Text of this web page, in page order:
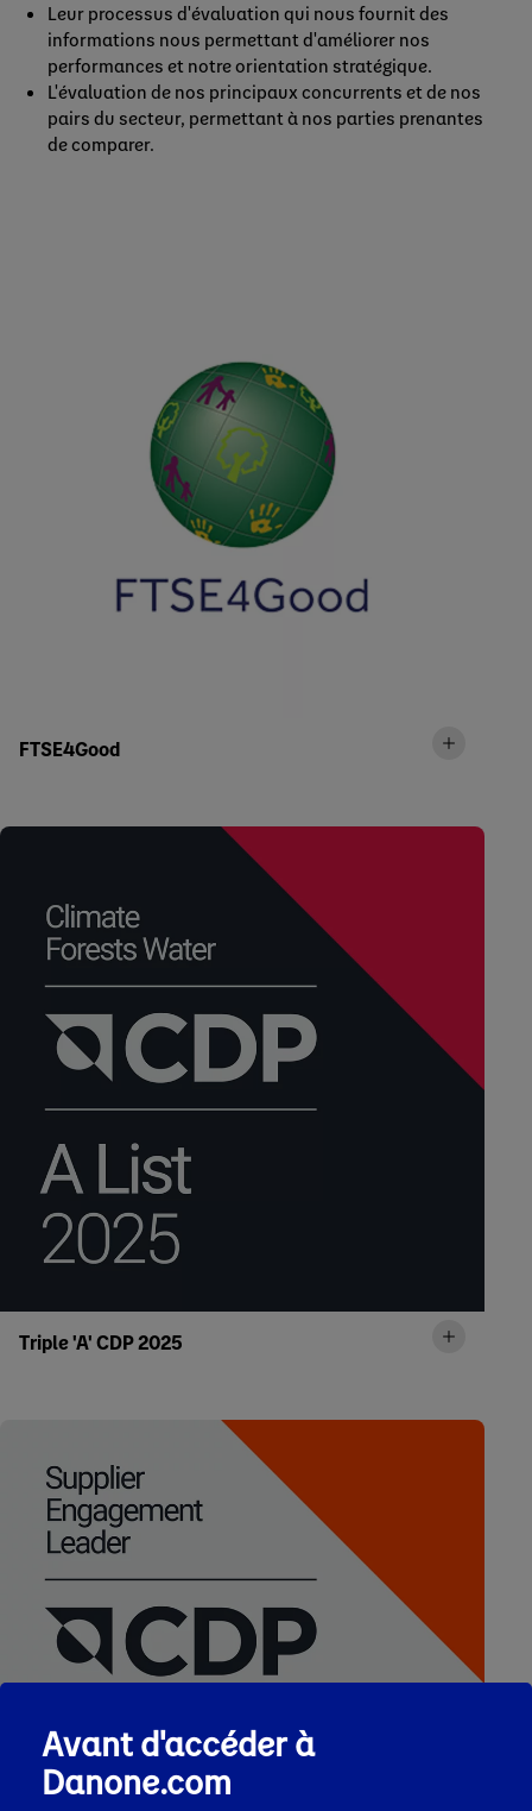
Leur processus d'évaluation qui nous fournit des
informations nous permettant d'améliorer nos
performances et notre orientation stratégique.
L'évaluation de nos principaux concurrents et de nos
pairs du secteur, permettant à nos parties prenantes
de comparer.
FTSE4Good
Triple 'A' CDP 2025
Avant d'accéder à
Danone.com